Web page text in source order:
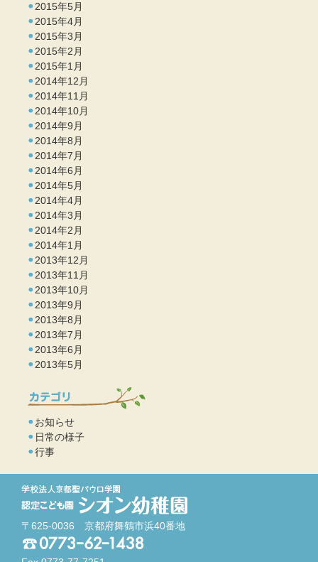
2015年5月
2015年4月
2015年3月
2015年2月
2015年1月
2014年12月
2014年11月
2014年10月
2014年9月
2014年8月
2014年7月
2014年6月
2014年5月
2014年4月
2014年3月
2014年2月
2014年1月
2013年12月
2013年11月
2013年10月
2013年9月
2013年8月
2013年7月
2013年6月
2013年5月
お知らせ
日常の様子
行事
〒625-0036 京都府舞鶴市浜40番地